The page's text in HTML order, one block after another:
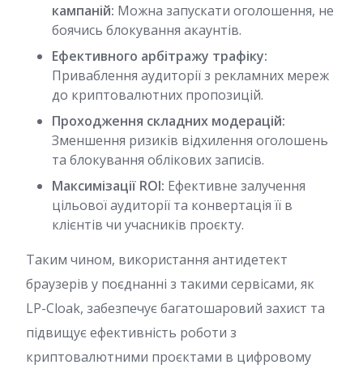
кампаній: Можна запускати оголошення, не
боячись блокування акаунтів.
Ефективного арбітражу трафіку:
Приваблення аудиторії з рекламних мереж
до криптовалютних пропозицій.
Проходження складних модерацій:
Зменшення ризиків відхилення оголошень
та блокування облікових записів.
Максимізації ROI: Ефективне залучення
цільової аудиторії та конвертація її в
клієнтів чи учасників проєкту.
Таким чином, використання антидетект
браузерів у поєднанні з такими сервісами, як
LP-Cloak, забезпечує багатошаровий захист та
підвищує ефективність роботи з
криптовалютними проєктами в цифровому